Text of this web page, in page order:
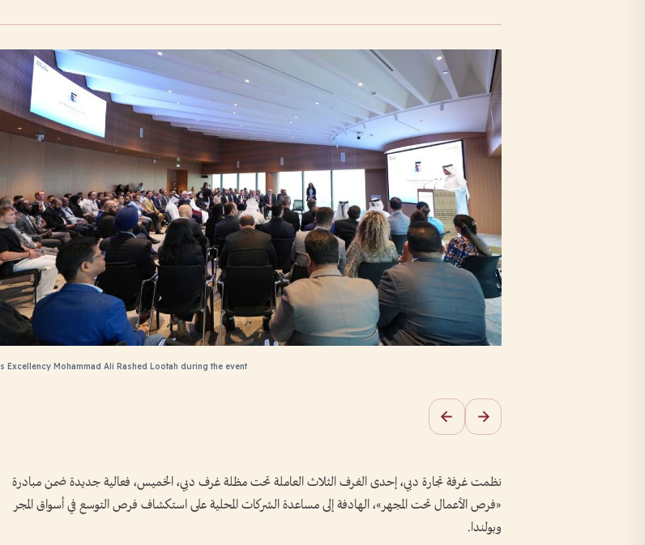
Excellency Mohammad Ali Rashed Lootah during the event
نظمت غرفة تجارة دبي، إحدى الغرف الثلاث العاملة تحت مظلة غرف دبي، الخميس، فعالية جديدة ضمن مبادرة
«فرص الأعمال تحت المجهر»، الهادفة إلى مساعدة الشركات المحلية على استكشاف فرص التوسع في أسواق المجر
وبولندا.